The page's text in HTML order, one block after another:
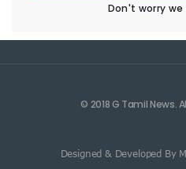
Don't worry
© 2018 G Tamil News.
Designed & Developed By